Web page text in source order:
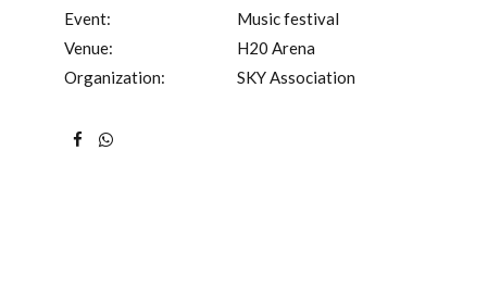
Event:
Music festival
Venue:
H20 Arena
Organization:
SKY Association